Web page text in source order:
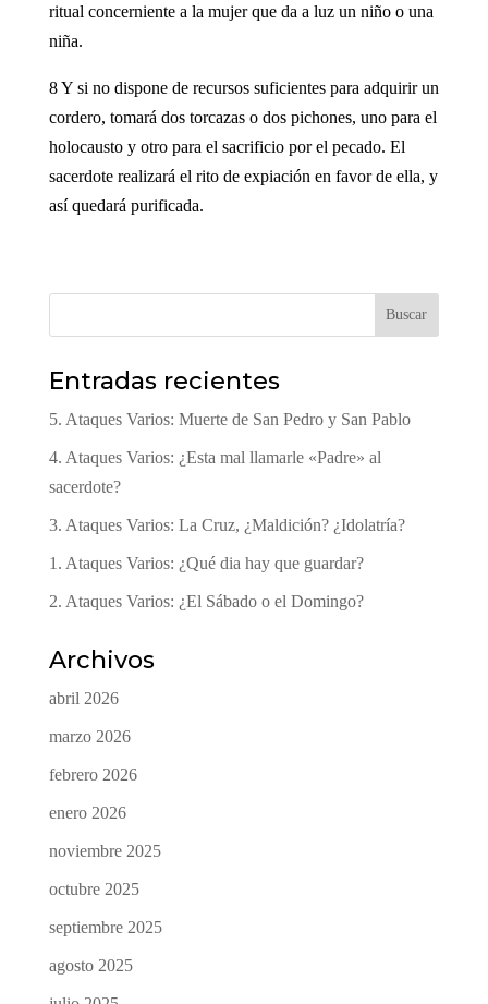
ritual concerniente a la mujer que da a luz un niño o una
niña.
8 Y si no dispone de recursos suficientes para adquirir un
cordero, tomará dos torcazas o dos pichones, uno para el
holocausto y otro para el sacrificio por el pecado. El
sacerdote realizará el rito de expiación en favor de ella, y
así quedará purificada.
Buscar
Entradas recientes
5. Ataques Varios: Muerte de San Pedro y San Pablo
4. Ataques Varios: ¿Esta mal llamarle «Padre» al
sacerdote?
3. Ataques Varios: La Cruz, ¿Maldición? ¿Idolatría?
1. Ataques Varios: ¿Qué dia hay que guardar?
2. Ataques Varios: ¿El Sábado o el Domingo?
Archivos
abril 2026
marzo 2026
febrero 2026
enero 2026
noviembre 2025
octubre 2025
septiembre 2025
agosto 2025